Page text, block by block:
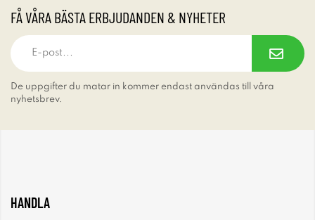
FÅ VÅRA BÄSTA ERBJUDANDEN & NYHETER
De uppgifter du matar in kommer endast användas till våra
nyhetsbrev.
HANDLA